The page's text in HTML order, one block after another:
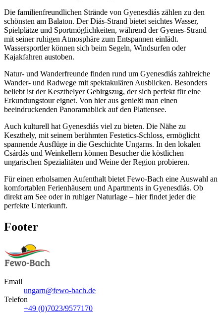
Die familienfreundlichen Strände von Gyenesdiás zählen zu den
schönsten am Balaton. Der Diás-Strand bietet seichtes Wasser,
Spielplätze und Sportmöglichkeiten, während der Gyenes-Strand
mit seiner ruhigen Atmosphäre zum Entspannen einlädt.
Wassersportler können sich beim Segeln, Windsurfen oder
Kajakfahren austoben.
Natur- und Wanderfreunde finden rund um Gyenesdiás zahlreiche
Wander- und Radwege mit spektakulären Ausblicken. Besonders
beliebt ist der Keszthelyer Gebirgszug, der sich perfekt für eine
Erkundungstour eignet. Von hier aus genießt man einen
beeindruckenden Panoramablick auf den Plattensee.
Auch kulturell hat Gyenesdiás viel zu bieten. Die Nähe zu
Keszthely, mit seinem berühmten Festetics-Schloss, ermöglicht
spannende Ausflüge in die Geschichte Ungarns. In den lokalen
Csárdás und Weinkellern können Besucher die köstlichen
ungarischen Spezialitäten und Weine der Region probieren.
Für einen erholsamen Aufenthalt bietet Fewo-Bach eine Auswahl an
komfortablen Ferienhäusern und Apartments in Gyenesdiás. Ob
direkt am See oder in ruhiger Naturlage – hier findet jeder die
perfekte Unterkunft.
Footer
Email
ungarn@fewo-bach.de
Telefon
+49 (0)7023/9577170